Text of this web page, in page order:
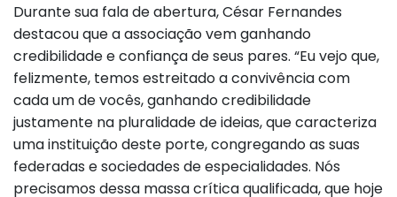
Durante sua fala de abertura, César Fernandes
destacou que a associação vem ganhando
credibilidade e confiança de seus pares. “Eu vejo que,
felizmente, temos estreitado a convivência com
cada um de vocês, ganhando credibilidade
justamente na pluralidade de ideias, que caracteriza
uma instituição deste porte, congregando as suas
federadas e sociedades de especialidades. Nós
precisamos dessa massa crítica qualificada, que hoje